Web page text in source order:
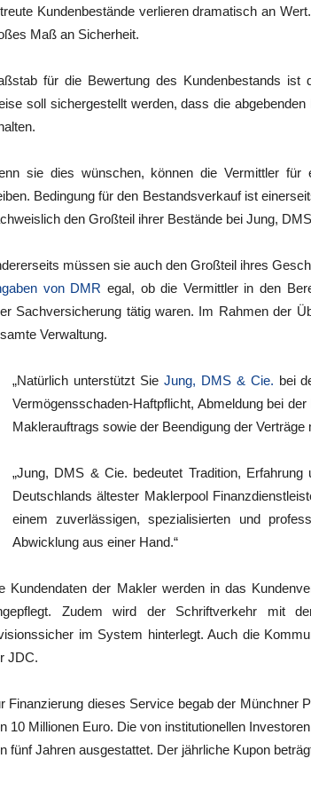
Kundenbestände verlieren dramatisch an
Maß an Sicherheit.
für die Bewertung des Kundenbestands
soll sichergestellt werden, dass die
sie dies wünschen, können die Vermittler für
Bedingung für den Bestandsverkauf ist
den Großteil ihrer Bestände bei Jung,
müssen sie auch den Großteil ihres
von DMR egal, ob die Vermittler in den
Sachversicherung tätig waren. Im Rahmen der
Verwaltung.
„Natürlich unterstützt Sie Jung, DMS & Cie. bei
Vermögensschaden-Haftpflicht, Abmeldung bei
Maklerauftrags sowie der Beendigung der Verträge
„Jung, DMS & Cie. bedeutet Tradition,
Deutschlands ältester Maklerpool
einem zuverlässigen, spezialisierten und
Abwicklung aus einer Hand.“
Kundendaten der Makler werden in das
Zudem wird der Schriftverkehr mit
im System hinterlegt. Auch die
JDC.
Finanzierung dieses Service begab der Münchner
10 Millionen Euro. Die von institutionellen
fünf Jahren ausgestattet. Der jährliche Kupon